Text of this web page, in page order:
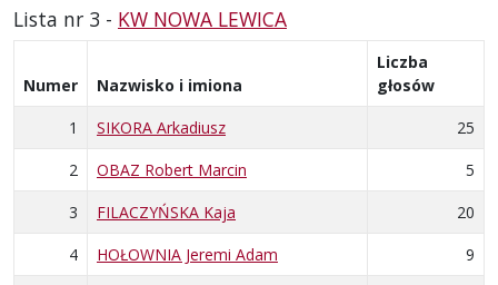
Lista nr 3 - KW NOWA LEWICA
Numer Nazwisko i imiona
Liczba
głosów
1
SIKORA Arkadiusz
25
2
OBAZ Robert Marcin
5
3
FILACZYŃSKA Kaja
20
4
HOŁOWNIA Jeremi Adam
9